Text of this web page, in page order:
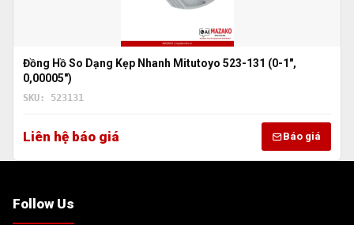
Đồng Hồ So Dạng Kẹp Nhanh Mitutoyo 523-131 (0-1″,
0,00005″)
SKU: 523131
Liên hệ báo giá Báo giá
Follow Us